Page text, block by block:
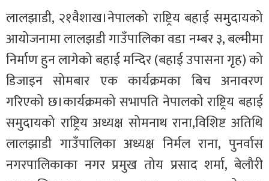
लालझाडी, २१वैशाख।नेपालको राष्ट्रिय बहाई समुदायको
आयोजनामा लालझडी गाउँपालिका वडा नम्बर ३, बल्मीमा
निर्माण हुन लागेको बहाई मन्दिर (बहाई उपासना गृह) को
डिजाइन सोमबार एक कार्यक्रमका बिच अनावरण
गरिएको छ।कार्यक्रमको सभापति नेपालको राष्ट्रिय बहाई
समुदायको राष्ट्रिय अध्यक्ष सोमनाथ राना,विशिष्ट अतिथि
लालझाडी गाउँपालिका अध्यक्ष निर्मल राना, पुनर्वास
नगरपालिकाका नगर प्रमुख तोय प्रसाद शर्मा, बेलौरी